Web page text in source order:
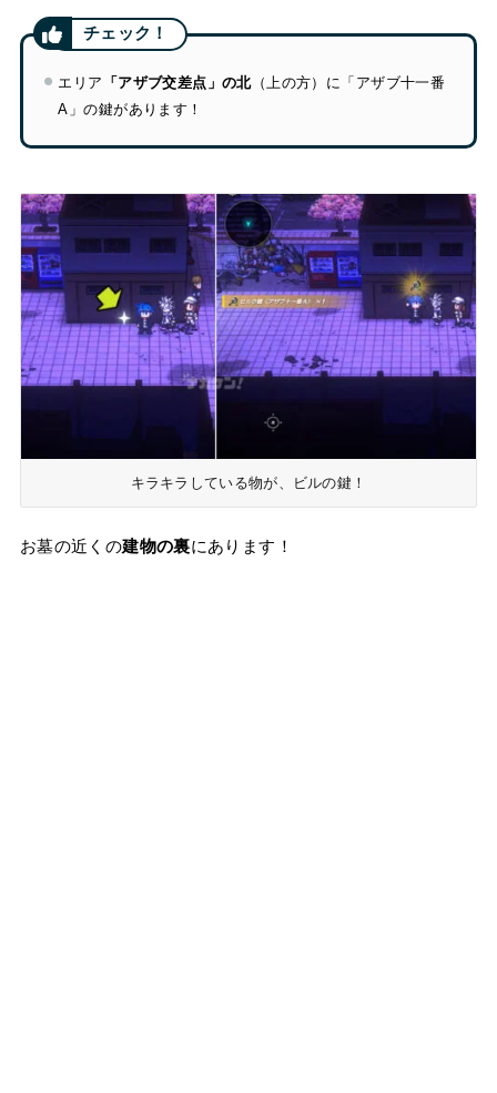
エリア 「アザブ交差点」の北（上の方）に「アザブ十一番
A」の鍵があります！
キラキラしている物が、ビルの鍵！
お墓の近くの建物の裏にあります！